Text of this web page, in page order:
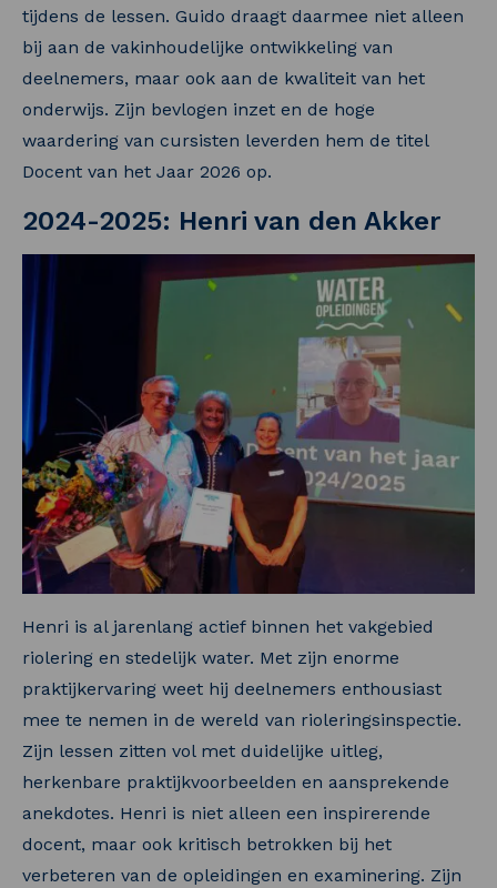
tijdens de lessen. Guido draagt daarmee niet alleen
bij aan de vakinhoudelijke ontwikkeling van
deelnemers, maar ook aan de kwaliteit van het
onderwijs. Zijn bevlogen inzet en de hoge
waardering van cursisten leverden hem de titel
Docent van het Jaar 2026 op.
2024-2025: Henri van den Akker
Henri is al jarenlang actief binnen het vakgebied
riolering en stedelijk water. Met zijn enorme
praktijkervaring weet hij deelnemers enthousiast
mee te nemen in de wereld van rioleringsinspectie.
Zijn lessen zitten vol met duidelijke uitleg,
herkenbare praktijkvoorbeelden en aansprekende
anekdotes. Henri is niet alleen een inspirerende
docent, maar ook kritisch betrokken bij het
verbeteren van de opleidingen en examinering. Zijn